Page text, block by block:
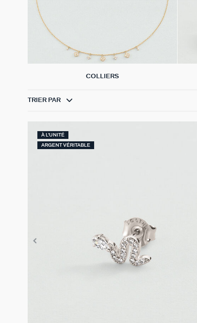
COLLIERS
TRIER PAR
À L'UNITÉ
ARGENT VÉRITABLE